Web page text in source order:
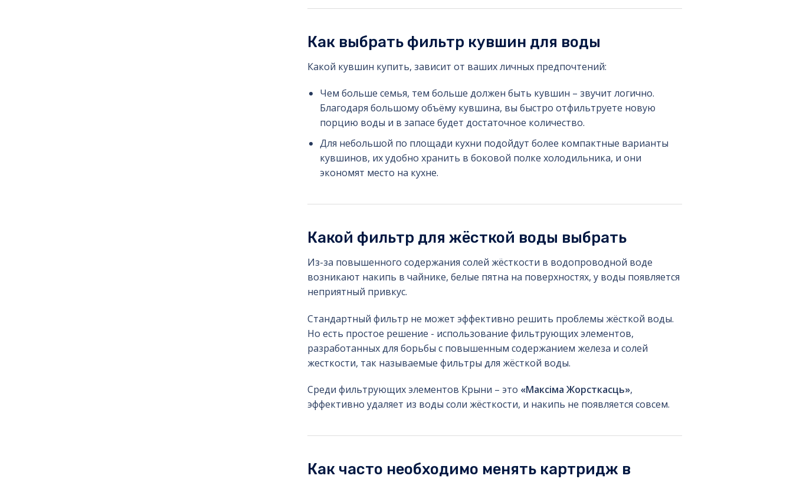
Как выбрать фильтр кувшин для воды
Какой кувшин купить, зависит от ваших личных предпочтений:
Чем больше семья, тем больше должен быть кувшин – звучит логично.
Благодаря большому объёму кувшина, вы быстро отфильтруете новую
порцию воды и в запасе будет достаточное количество.
Для небольшой по площади кухни подойдут более компактные варианты
кувшинов, их удобно хранить в боковой полке холодильника, и они
экономят место на кухне.
Какой фильтр для жёсткой воды выбрать
Из-за повышенного содержания солей жёсткости в водопроводной воде
возникают накипь в чайнике, белые пятна на поверхностях, у воды появляется
неприятный привкус.
Стандартный фильтр не может эффективно решить проблемы жёсткой воды.
Но есть простое решение - использование фильтрующих элементов,
разработанных для борьбы с повышенным содержанием железа и солей
жесткости, так называемые фильтры для жёсткой воды.
Среди фильтрующих элементов Крыни – это «Максiма Жорсткасць»,
эффективно удаляет из воды соли жёсткости, и накипь не появляется совсем.
Как часто необходимо менять картридж в